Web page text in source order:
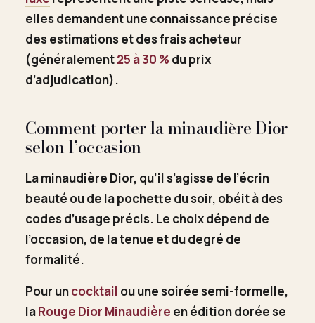
elles demandent une connaissance précise
des estimations et des frais acheteur
(généralement25 à 30 % du prix
d’adjudication).
Comment porter la minaudière Dior
selon l’occasion
La minaudière Dior, qu’il s’agisse de l’écrin
beauté ou de la pochette du soir, obéit à des
codes d’usage précis. Le choix dépend de
l’occasion, de la tenue et du degré de
formalité.
Pour uncocktail ou une soirée semi-formelle,
laRouge Dior Minaudière en édition dorée se